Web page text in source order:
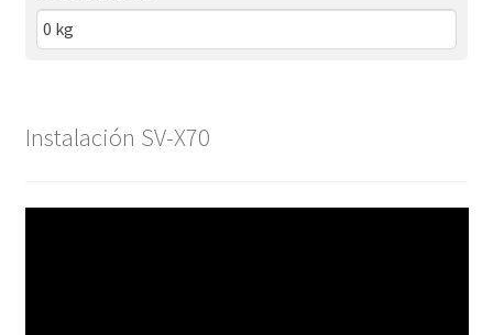
Instalación SV-X70